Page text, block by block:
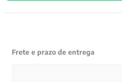
Frete e prazo de entrega